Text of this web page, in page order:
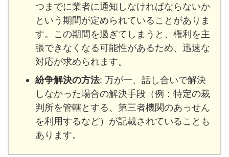
つまでに業者に通知しなければならないか
という期間が定められていることがありま
す。この期間を過ぎてしまうと、権利を主
張できなくなる可能性があるため、迅速な
対応が求められます。
紛争解決の方法: 万が一、話し合いで解決
しなかった場合の解決手段（例：特定の裁
判所を管轄とする、第三者機関のあっせん
を利用するなど）が記載されていることも
あります。